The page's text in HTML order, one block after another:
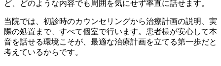
ど、どのような内容でも周囲を気にせず率直に話せます。
当院では、初診時のカウンセリングから治療計画の説明、実
際の処置まで、すべて個室で行います。患者様が安心して本
音を話せる環境こそが、最適な治療計画を立てる第一歩だと
考えているからです。